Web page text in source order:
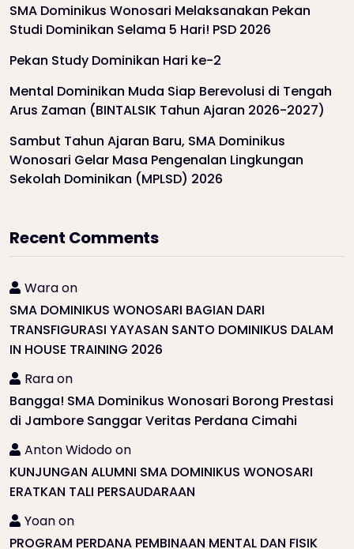
SMA Dominikus Wonosari Melaksanakan Pekan
Studi Dominikan Selama 5 Hari! PSD 2026
Pekan Study Dominikan Hari ke-2
Mental Dominikan Muda Siap Berevolusi di Tengah
Arus Zaman (BINTALSIK Tahun Ajaran 2026-2027)
Sambut Tahun Ajaran Baru, SMA Dominikus
Wonosari Gelar Masa Pengenalan Lingkungan
Sekolah Dominikan (MPLSD) 2026
Recent Comments
Waraon
SMA DOMINIKUS WONOSARI BAGIAN DARI
TRANSFIGURASI YAYASAN SANTO DOMINIKUS DALAM
IN HOUSE TRAINING 2026
Raraon
Bangga! SMA Dominikus Wonosari Borong Prestasi
di Jambore Sanggar Veritas Perdana Cimahi
Anton Widodoon
KUNJUNGAN ALUMNI SMA DOMINIKUS WONOSARI
ERATKAN TALI PERSAUDARAAN
Yoanon
PROGRAM PERDANA PEMBINAAN MENTAL DAN FISIK